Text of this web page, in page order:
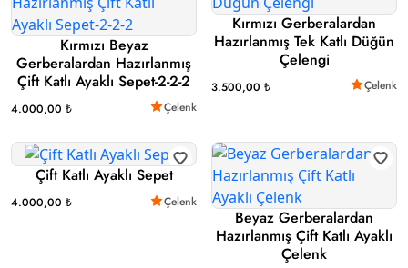
Kırmızı Beyaz
Gerberalardan Hazırlanmış
Çift Katlı Ayaklı Sepet-2-2-2
4.000,00 ₺ Çelenk
Kırmızı Gerberalardan
Hazırlanmış Tek Katlı Düğün
Çelengi
3.500,00 ₺ Çelenk
Çift Katlı Ayaklı Sepet
4.000,00 ₺ Çelenk
Beyaz Gerberalardan
Hazırlanmış Çift Katlı Ayaklı
Çelenk